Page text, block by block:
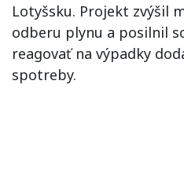
Lotyšsku. Projekt zvýšil
odberu plynu a posilnil
reagovať na výpadky
spotreby.